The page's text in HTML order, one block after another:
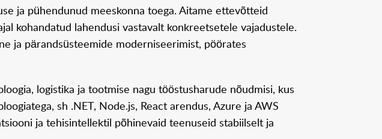
ja pühendunud meeskonna toega. Aitame ettevõtteid
kohandatud lahendusi vastavalt konkreetsetele vajadustele.
ja pärandsüsteemide moderniseerimist, pöörates
logistika ja tootmise nagu tööstusharude nõudmisi, kus
sh .NET, Node.js, React arendus, Azure ja AWS
ja tehisintellektil põhinevaid teenuseid stabiilselt ja